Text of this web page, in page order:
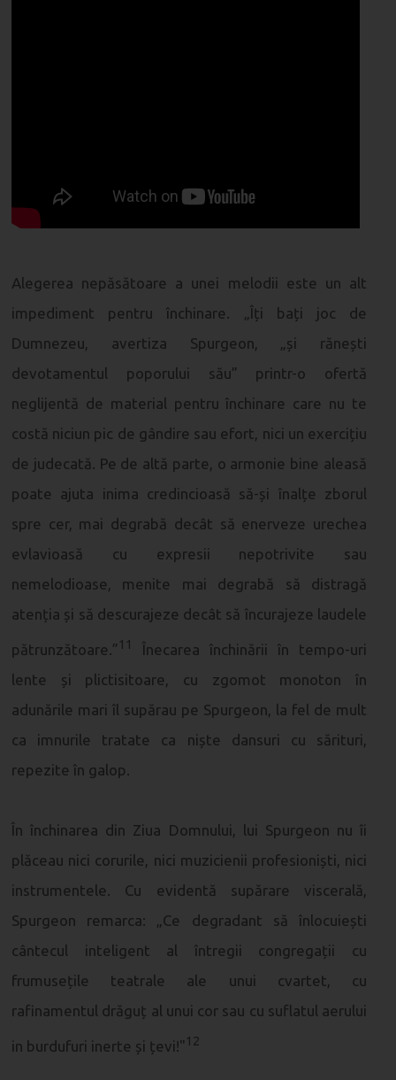
Alegerea nepăsătoare a unei melodii este un alt
impediment pentru închinare. „Îți bați joc de
Dumnezeu, avertiza Spurgeon, „și rănești
devotamentul poporului său” printr-o ofertă
neglijentă de material pentru închinare care nu te
costă niciun pic de gândire sau efort, nici un exercițiu
de judecată. Pe de altă parte, o armonie bine aleasă
poate ajuta inima credincioasă să-și înalțe zborul
spre cer, mai degrabă decât să enerveze urechea
evlavioasă cu expresii nepotrivite sau
nemelodioase, menite mai degrabă să distragă
atenția și să descurajeze decât să încurajeze laudele
pătrunzătoare.” 11
Înecarea închinării în tempo-uri
lente și plictisitoare, cu zgomot monoton în
adunările mari îl supărau pe Spurgeon, la fel de mult
ca imnurile tratate ca niște dansuri cu sărituri,
repezite în galop.
În închinarea din Ziua Domnului, lui Spurgeon nu îi
plăceau nici corurile, nici muzicienii profesioniști, nici
instrumentele. Cu evidentă supărare viscerală,
Spurgeon remarca: „Ce degradant să înlocuiești
cântecul inteligent al întregii congregații cu
frumusețile teatrale ale unui cvartet, cu
rafinamentul drăguț al unui cor sau cu suflatul aerului
in burdufuri inerte și țevi!" 12